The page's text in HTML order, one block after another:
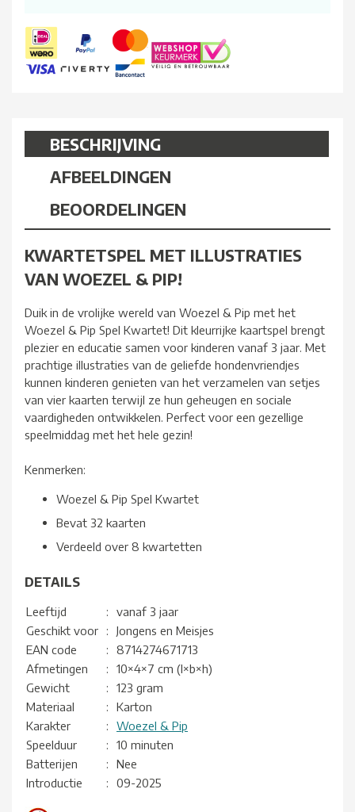
BESCHRIJVING
AFBEELDINGEN
BEOORDELINGEN
KWARTETSPEL MET ILLUSTRATIES
VAN WOEZEL & PIP!
Duik in de vrolijke wereld van Woezel & Pip met het
Woezel & Pip Spel Kwartet! Dit kleurrijke kaartspel brengt
plezier en educatie samen voor kinderen vanaf 3 jaar. Met
prachtige illustraties van de geliefde hondenvriendjes
kunnen kinderen genieten van het verzamelen van setjes
van vier kaarten terwijl ze hun geheugen en sociale
vaardigheden ontwikkelen. Perfect voor een gezellige
speelmiddag met het hele gezin!
Kenmerken:
Woezel & Pip Spel Kwartet
Bevat 32 kaarten
Verdeeld over 8 kwartetten
DETAILS
Leeftijd :
vanaf 3 jaar
Geschikt voor
:
Jongens en Meisjes
EAN code
:
8714274671713
Afmetingen
:
10×4×7 cm (l×b×h)
Gewicht
:
123 gram
Materiaal
:
Karton
Karakter
:
Woezel & Pip
Speelduur
:
10 minuten
Batterijen
:
Nee
Introductie
: 09-2025